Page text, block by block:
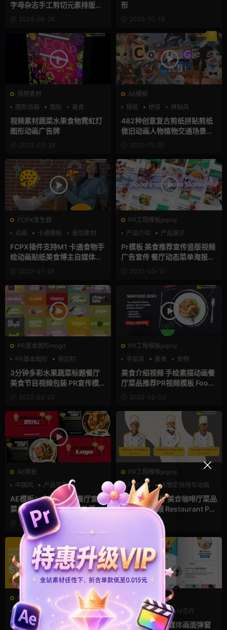
字母杂志手工剪切元素排版折
叠定格动画包
2024-06-26
形
2023-10-19
视频素材
图形动画
图标 美食
视频素材蔬菜水果食物霓虹灯
图形动画广告牌
2023-03-28
AE模板
报纸
拼接 拼贴风
482种创意复古剪纸拼贴剪纸
做旧动画人物植物交通场景包
AE脚本 Collage Kit Constru
ctor
2022-11-20
荐
FCPX发生器
动画
卡通模板 叠加素材
FCPX插件支持M1 卡通食物手
绘动画贴纸美食博主自媒体视
频素材finalcut插件
2022-07-29
PR工程模板prproj
产品介绍
产品展示
企业宣传模板
Pr模板 美食推荐宣传竖版视频
广告宣传 餐厅动态菜单海报Pr
emiere模板 Food Instagram
Stories
2022-03-10
PR基本图形mogrt
PR基本图形
侧边栏
大标题
3分钟多彩水果蔬菜标题餐厅
美食节目视频包装 PR宣传模板
Broadcast Cooking Packag
e Essential Graphics
2022-02-23
PR工程模板prproj
手绘风
美食 食物
美食介绍视频 手绘素描动画餐
厅菜品推荐PR视频模板 Food
Menu Presentation
2022-02-03
AE模板
中国风
产品宣传
产品展示
AE模板：中国风中式餐厅宣传
菜单美食推荐动态海报轮播视
频AE模板 Asian Menu
2022-01-19
PR工程模板prproj
人物介绍
人物定格特写动画
美食
PR餐厅宣传片 美食咖啡厅菜品
介绍宣传视频 Restaurant Pro
2022-01-18
FCPX发生器
侧边栏
支持Intel+M芯片
美食
FCPX插件：现代餐厅介绍展
FCPX发生器
弹窗
支持Intel+M芯片
浮窗
FCPX插件：自媒体画面弹窗